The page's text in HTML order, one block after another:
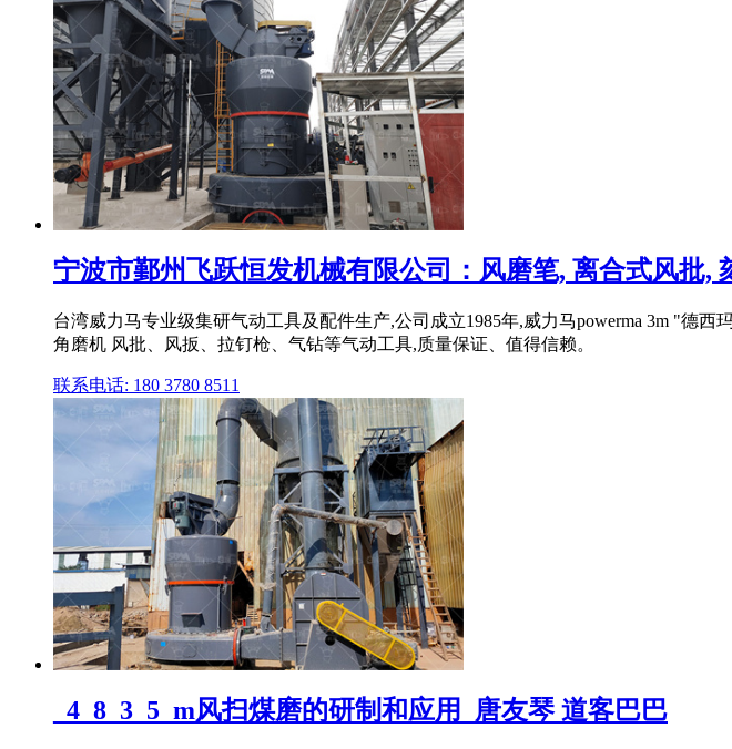
宁波市鄞州飞跃恒发机械有限公司：风磨笔, 离合式风批,
台湾威力马专业级集研气动工具及配件生产,公司成立1985年,威力马powerma 3m "德
角磨机 风批、风扳、拉钉枪、气钻等气动工具,质量保证、值得信赖。
联系电话: 180 3780 8511
_4_8_3_5_m风扫煤磨的研制和应用_唐友琴 道客巴巴